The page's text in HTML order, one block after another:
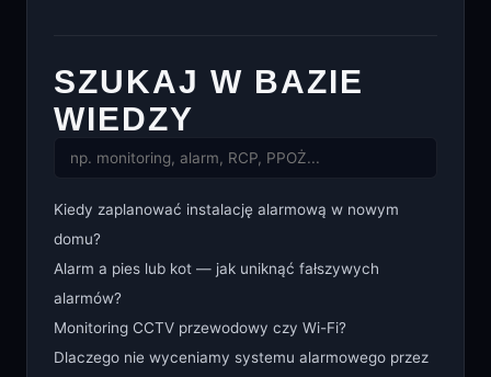
SZUKAJ W BAZIE
WIEDZY
Kiedy zaplanować instalację alarmową w nowym
domu?
Alarm a pies lub kot — jak uniknąć fałszywych
alarmów?
Monitoring CCTV przewodowy czy Wi-Fi?
Dlaczego nie wyceniamy systemu alarmowego przez